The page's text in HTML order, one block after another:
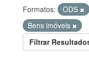
Formatos: ODS
Bens imóveis
Filtrar